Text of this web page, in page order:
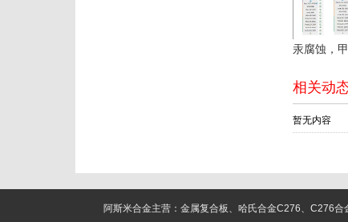
相关动
暂无内容
阿斯米合金主营：金属复合板、哈氏合金C276、C276